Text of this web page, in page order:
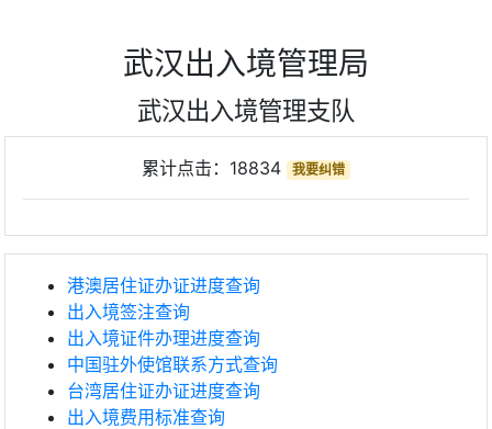
武汉出入境管理局
武汉出入境管理支队
累计点击： 18834 我要纠错
港澳居住证办证进度查询
出入境签注查询
出入境证件办理进度查询
中国驻外使馆联系方式查询
台湾居住证办证进度查询
出入境费用标准查询